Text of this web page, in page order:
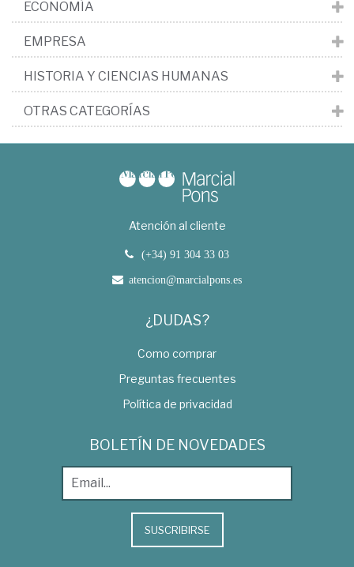
ECONOMÍA
EMPRESA
HISTORIA Y CIENCIAS HUMANAS
OTRAS CATEGORÍAS
Atención al cliente
(+34) 91 304 33 03
atencion@marcialpons.es
¿DUDAS?
Como comprar
Preguntas frecuentes
Política de privacidad
BOLETÍN DE NOVEDADES
SUSCRIBIRSE